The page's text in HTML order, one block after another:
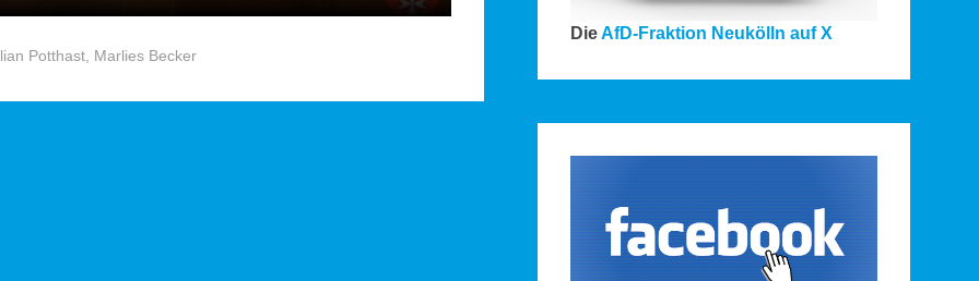
Potthast Marlies Becker
DieAfD-Fraktion Neukölln auf X